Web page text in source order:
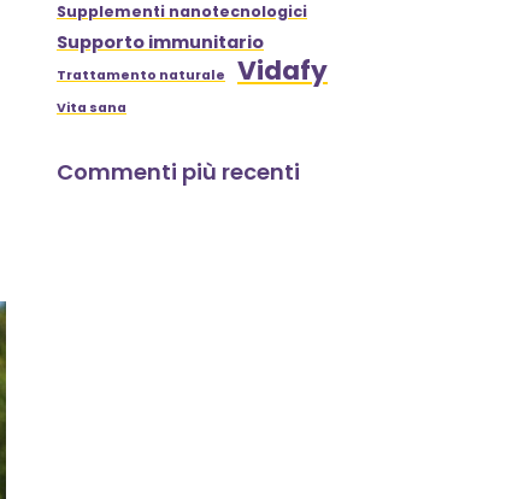
Supplementi nanotecnologici
Supporto immunitario
Trattamento naturale Vidafy
Vita sana
Commenti più recenti